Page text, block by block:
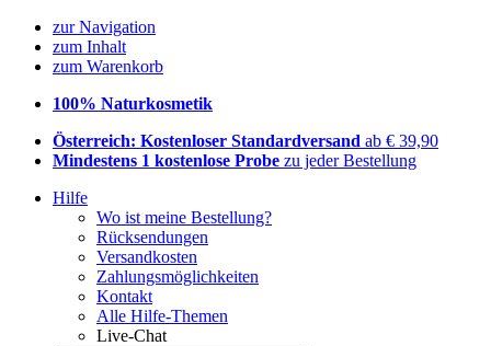
zur Navigation
zum Inhalt
zum Warenkorb
100% Naturkosmetik
Österreich: Kostenloser Standardversand ab € 39,90
Mindestens 1 kostenlose Probe zu jeder Bestellung
Hilfe
Wo ist meine Bestellung?
Rücksendungen
Versandkosten
Zahlungsmöglichkeiten
Kontakt
Alle Hilfe-Themen
Live-Chat